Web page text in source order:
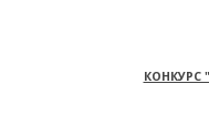
КОНКУРС